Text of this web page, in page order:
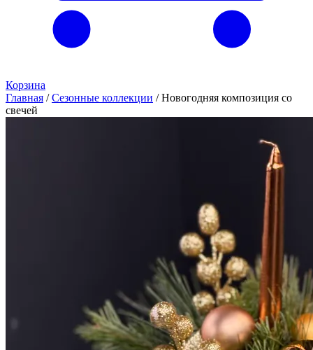
Корзина
Главная / Сезонные коллекции / Новогодняя композиция со
свечей